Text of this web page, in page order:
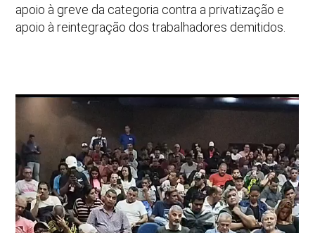
apoio à greve da categoria contra a privatização e
apoio à reintegração dos trabalhadores demitidos.